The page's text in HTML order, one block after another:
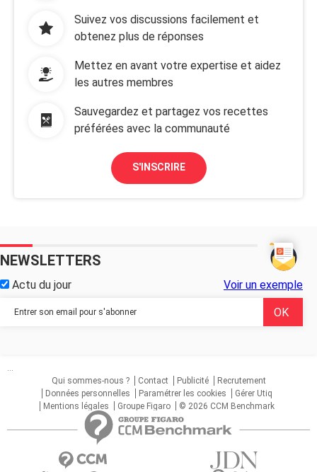
Suivez vos discussions facilement et
obtenez plus de réponses
Mettez en avant votre expertise et aidez
les autres membres
Sauvegardez et partagez vos recettes
préférées avec la communauté
S'INSCRIRE
NEWSLETTERS
Actu du jour Voir un exemple
...
Qui sommes-nous ?
Contact Publicité
Recrutement
Données personnelles
Paramétrer les cookies
Gérer Utiq
Mentions légales
Groupe Figaro © 2026 CCM Benchmark